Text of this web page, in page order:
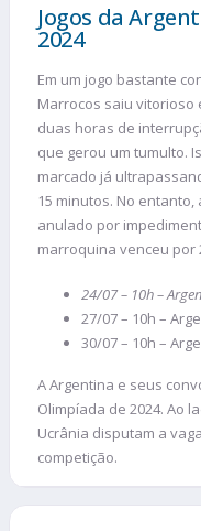
Jogos da
2024
Em um jogo bastante
Marrocos saiu vitorioso
duas horas de
que gerou um tumulto.
marcado já
15 minutos. No
anulado por
marroquina venceu por
24/07 – 10h –
27/07 – 10h –
30/07 – 10h –
A Argentina e seus
Olimpíada de 2024. Ao
Ucrânia disputam a
competição.